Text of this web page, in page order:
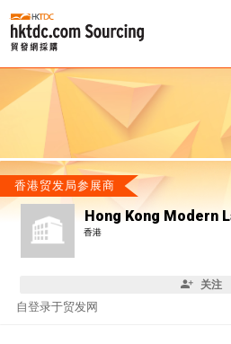
香港贸发局参展商
Hong Kong Modern
香港
关注
自登录于贸发网